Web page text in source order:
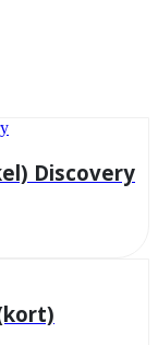
Discovery